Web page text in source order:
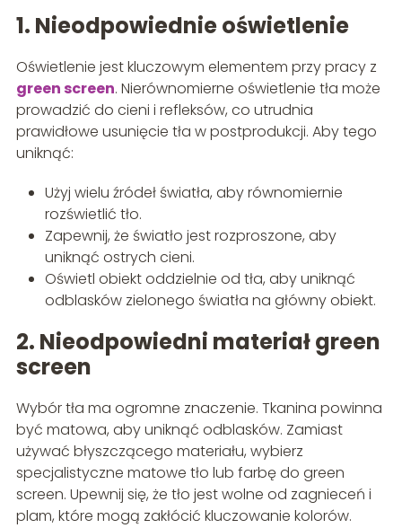
1. Nieodpowiednie oświetlenie
Oświetlenie jest kluczowym elementem przy pracy z
green screen. Nierównomierne oświetlenie tła może
prowadzić do cieni i refleksów, co utrudnia
prawidłowe usunięcie tła w postprodukcji. Aby tego
uniknąć:
Użyj wielu źródeł światła, aby równomiernie
rozświetlić tło.
Zapewnij, że światło jest rozproszone, aby
uniknąć ostrych cieni.
Oświetl obiekt oddzielnie od tła, aby uniknąć
odblasków zielonego światła na główny obiekt.
2. Nieodpowiedni materiał green
screen
Wybór tła ma ogromne znaczenie. Tkanina powinna
być matowa, aby uniknąć odblasków. Zamiast
używać błyszczącego materiału, wybierz
specjalistyczne matowe tło lub farbę do green
screen. Upewnij się, że tło jest wolne od zagnieceń i
plam, które mogą zakłócić kluczowanie kolorów.